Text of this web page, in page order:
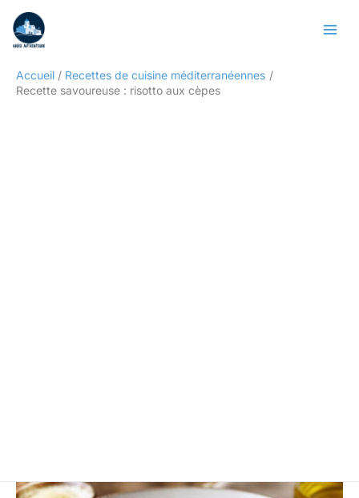
contenu
Accueil
Recettes de cuisine méditerranéennes
Recette savoureuse : risotto aux cèpes
Rechercher